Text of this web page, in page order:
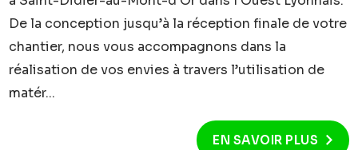
De la conception jusqu’à la réception finale de votre
chantier, nous vous accompagnons dans la
réalisation de vos envies à travers l’utilisation de
matér...
EN SAVOIR PLUS